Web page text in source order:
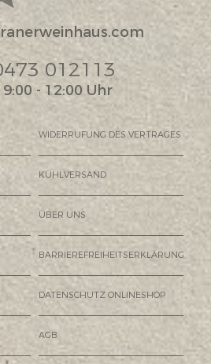
012113
- 12:00 Uhr
WIDERRUFUNG DES VERTRAGES
KÜHLVERSAND
ÜBER UNS
BARRIEREFREIHEITSERKLÄRUNG
DATENSCHUTZ ONLINESHOP
AGB